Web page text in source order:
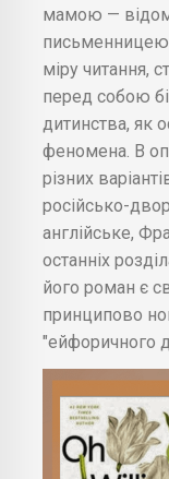
мамою —
міру читання,
перед собою
дитинства, як
феномена. В
різних
російсько-
англійське,
останніх
його роман є
принципово
"ейфоричного